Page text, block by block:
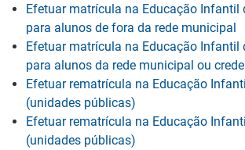
Efetuar matrícula na Educação Infantil
para alunos de fora da rede municipal
Efetuar matrícula na Educação Infantil
para alunos da rede municipal ou
Efetuar rematrícula na Educação
(unidades públicas)
Efetuar rematrícula na Educação
(unidades públicas)